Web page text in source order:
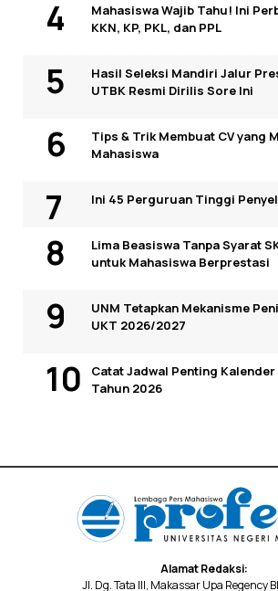
Mahasiswa Wajib Tahu! Ini
KKN, KP, PKL, dan PPL
Hasil Seleksi Mandiri Jalur
UTBK Resmi Dirilis Sore Ini
Tips & Trik Membuat CV yang
Mahasiswa
Ini 45 Perguruan Tinggi
Lima Beasiswa Tanpa Syarat
untuk Mahasiswa Berprestasi
UNM Tetapkan Mekanisme
UKT 2026/2027
Catat Jadwal Penting Kalender
Tahun 2026
Alamat Redaksi:
Jl. Dg. Tata III, Makassar Upa Regency